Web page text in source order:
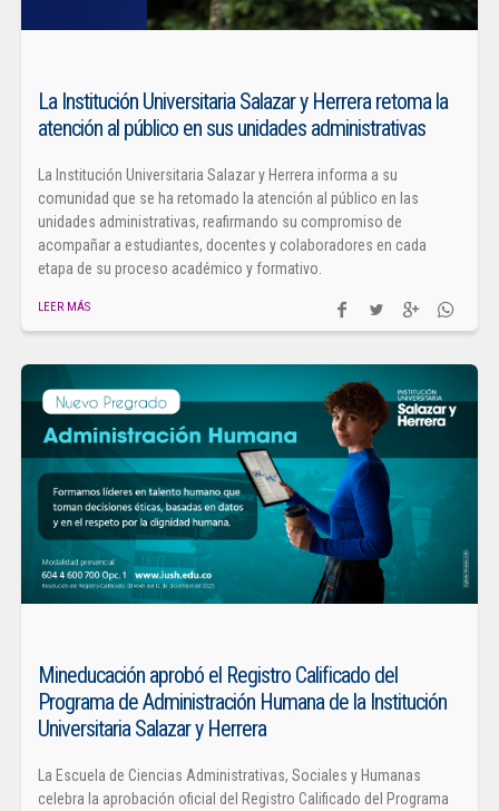
La Institución Universitaria Salazar y Herrera retoma la
atención al público en sus unidades administrativas
La Institución Universitaria Salazar y Herrera informa a su
comunidad que se ha retomado la atención al público en las
unidades administrativas, reafirmando su compromiso de
acompañar a estudiantes, docentes y colaboradores en cada
etapa de su proceso académico y formativo.
LEER MÁS
Mineducación aprobó el Registro Calificado del
Programa de Administración Humana de la Institución
Universitaria Salazar y Herrera
La Escuela de Ciencias Administrativas, Sociales y Humanas
celebra la aprobación oficial del Registro Calificado del Programa